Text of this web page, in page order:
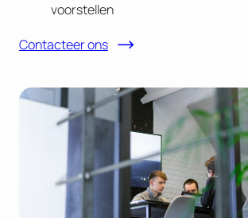
voorstellen
Contacteer ons